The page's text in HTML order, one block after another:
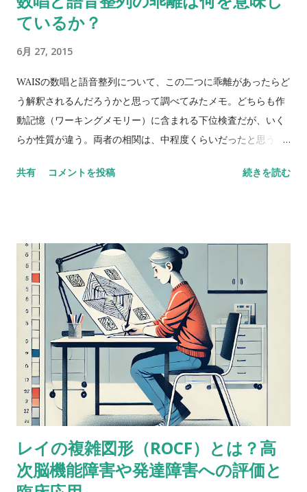
ているか？
6月 27, 2015
WAISの数唱と語音整列について、この二つに乖離があったらど
う解釈されるんだろうかと思って調べてみたメモ。どちらも作
動記憶（ワーキングメモリー）に含まれる下位検査だが、いく
らか性質が違う。両者の相関は、中程度くらいだったと思う。
sequencing とある海外の掲示板（？）でのやりとり。 一方が
４点以上の乖離（discrepancy）があった場合は？ 実施した
ばかりのアセスメントを詳しく考えてみると、言葉の受容と表
出が明らかに難しいケースだったけど、視空間スキルと処理速
度はまったく問題なく保たれていた。-Miriam という問題提起
に対するスレッドのようだ。 私も以前に何度か同じようなパタ
ーンに出会ったことがあって似たようなことを考えたことがあ
るけど、ぜんぜん専門外だったから。あなたももう考えてるだ
ろうけど、語音整列はたぶんより複雑な課題だと思う。という
のも、数唱のように単に数字を扱うんじゃなくって、（文字と
数字という）二種類の情報を使ってそれを切り替えながら作業
しなきゃいけないから。被験者が教示を理解して、すべてをす
っかり頭に入れることができたという手応えはありました
か？ これ（語音整列）を実行するにはいくつかの操作が必要
共有 コメントを投稿 続きを読む
レイの複雑図形（ROCF）とは？高
次脳機能障害や発達障害への評価と